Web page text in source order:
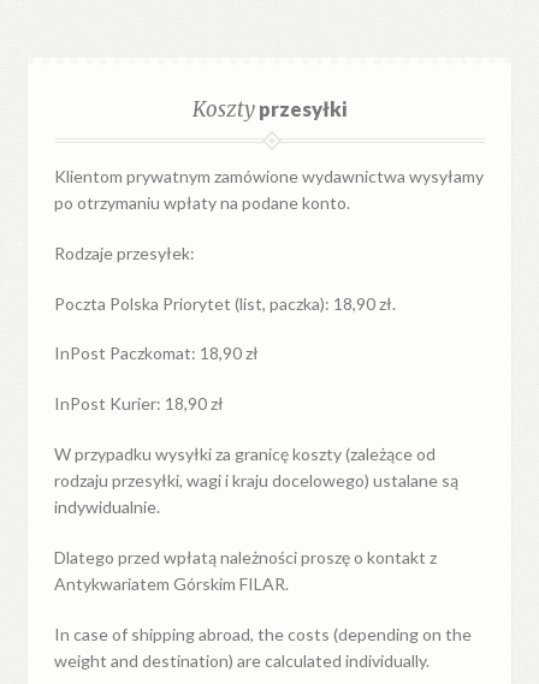
Kosztyprzesyłki
Klientom prywatnym zamówione wydawnictwa wysyłamy
po otrzymaniu wpłaty na podane konto.
Rodzaje przesyłek:
Poczta Polska Priorytet (list, paczka): 18,90 zł.
InPost Paczkomat: 18,90 zł
InPost Kurier: 18,90 zł
W przypadkuwysyłkiza granicękoszty (zależące od
rodzaju przesyłki, wagi i kraju docelowego) ustalane są
indywidualnie.
Dlatego przed wpłatą należności proszę o kontakt z
Antykwariatem Górskim FILAR.
In case of shipping abroad, the costs (depending on the
weight and destination) are calculated individually.